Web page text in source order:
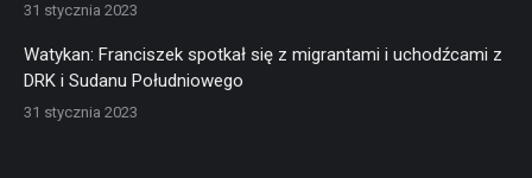
31 stycznia 2023
Watykan: Franciszek spotkał się z migrantami i uchodźcami z
DRK i Sudanu Południowego
31 stycznia 2023